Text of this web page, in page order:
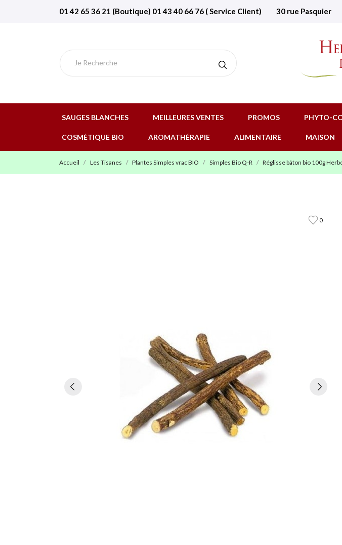
01 42 65 36 21 (Boutique) 01 43 40 66 76 ( Service Client) 30 rue Pasquier
SAUGES BLANCHES MEILLEURES VENTES PROMOS PHYTO-
COSMÉTIQUE BIO AROMATHÉRAPIE ALIMENTAIRE MAISON
Accueil Les Tisanes Plantes Simples vrac BIO Simples Bio Q-R Réglisse bâton bio 100g
0